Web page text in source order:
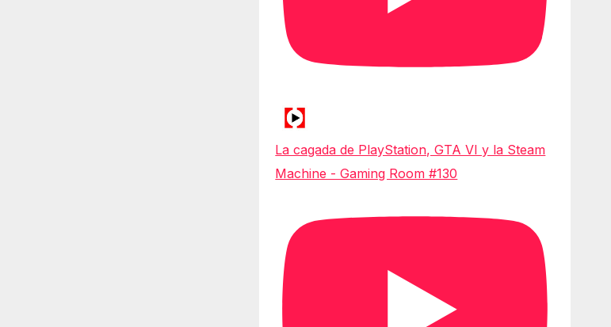
La cagada de PlayStation, GTA VI y la Steam
Machine - Gaming Room #130